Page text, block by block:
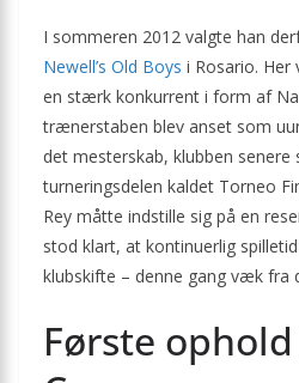
I sommeren 2012 valgte han
Newell’s Old Boys i Rosario. Her
en stærk konkurrent i form af
trænerstaben blev anset som
det mesterskab, klubben senere
turneringsdelen kaldet Torneo
Rey måtte indstille sig på en
stod klart, at kontinuerlig
klubskifte – denne gang væk fra
Første